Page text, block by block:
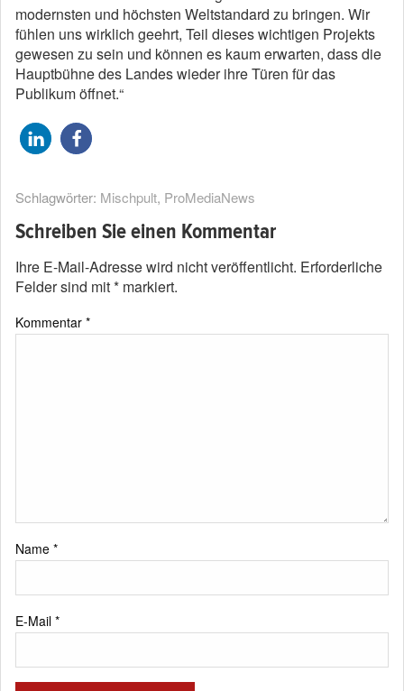
modernsten und höchsten Weltstandard zu bringen. Wir
fühlen uns wirklich geehrt, Teil dieses wichtigen Projekts
gewesen zu sein und können es kaum erwarten, dass die
Hauptbühne des Landes wieder ihre Türen für das
Publikum öffnet.“
Schlagwörter: Mischpult, ProMediaNews
Schreiben Sie einen Kommentar
Ihre E-Mail-Adresse wird nicht veröffentlicht. Erforderliche
Felder sind mit* markiert.
Kommentar *
Name *
E-Mail *